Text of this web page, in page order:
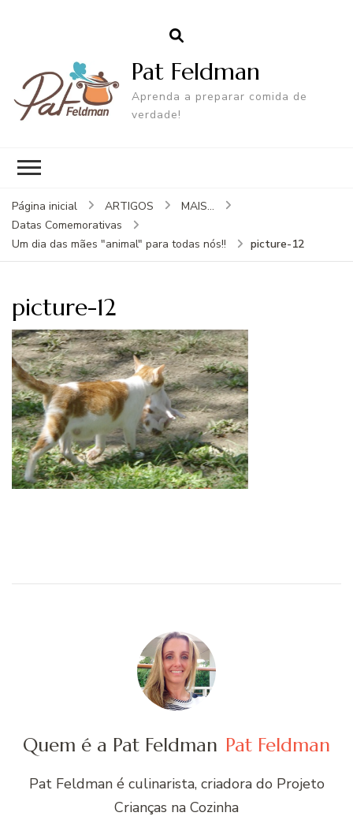
Pat Feldman
Aprenda a preparar comida de
verdade!
Página inicial ARTIGOS
MAIS...
Datas Comemorativas
Um dia das mães "animal" para todas nós!!
picture-12
picture-12
Quem é a Pat Feldman Pat Feldman
Pat Feldman é culinarista, criadora do Projeto
Crianças na Cozinha